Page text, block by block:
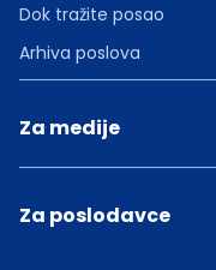
Dok tražite posao
Arhiva poslova
Za medije
Za poslodavce